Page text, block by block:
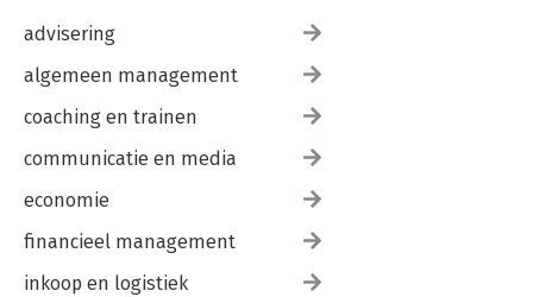
advisering
algemeen management
coaching en trainen
communicatie en media
economie
financieel management
inkoop en logistiek